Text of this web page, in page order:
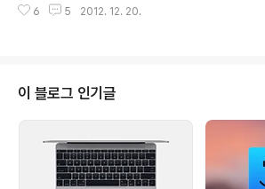
y' 덕분에 이제 개발자들도..
도 다음 주 중에 국내 애플 리테일 샵에 아이맥 27' 전시품
않아 리테일 샵을 통해 공급되는 물량도 상당히 제한적일
것으로 예상되고 있습니다. 참조 • 국립전파연구원 /via 양
상님 지난 아이맥 27' 관련글 • 애플, 예약구매자 가정에
'2012 아이맥 27인치 모델' 배달 완료 • 3TB 퓨전 드라
이브 옵션 추가한 아이맥에 부트캠프가 지원되지 않아 당
혹스러운 얼리 아답..
6 5 2012. 12. 20.
이 블로그 인기글